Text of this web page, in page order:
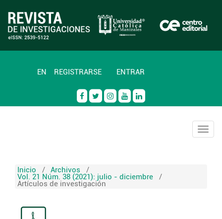
EN REGISTRARSE ENTRAR
Inicio / Archivos /
Vol. 21 Núm. 38 (2021): julio - diciembre /
Artículos de investigación